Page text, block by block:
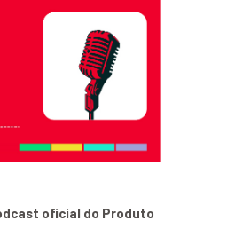
oficial do Produto